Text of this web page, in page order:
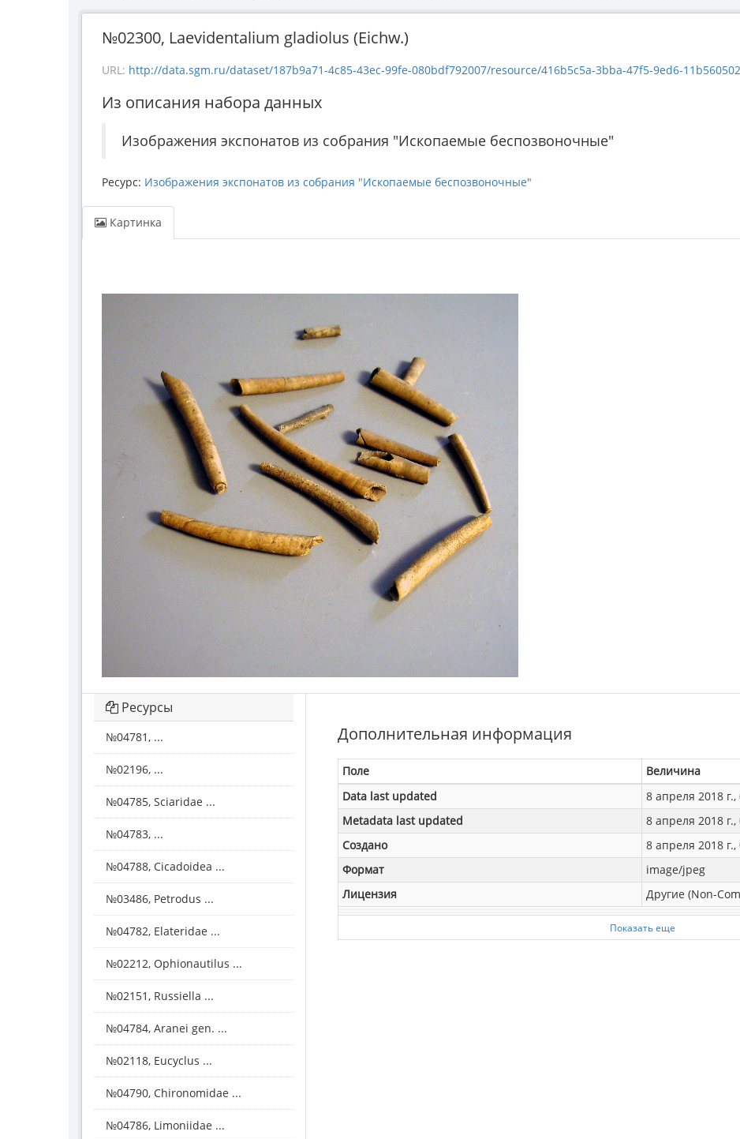
№02300, Laevidentalium gladiolus (Eichw.)
URL: http://data.sgm.ru/dataset/187b9a71-4c85-43ec-99fe-080bdf792007/resource/416b5c5a-3bba-47f5-9ed6-11b560502744/
Из описания набора данных
Изображения экспонатов из собрания "Ископаемые беспозвоночные"
Ресурс: Изображения экспонатов из собрания "Ископаемые беспозвоночные"
Картинка
Дополнительная информация
Поле
Величина
Data last updated
8 апреля 2018 г.,
Metadata last updated
8 апреля 2018 г.,
Создано
8 апреля 2018 г.,
Формат
image/jpeg
Лицензия
Другие (Non-
Показать еще
Ресурсы
№04781, ...
№02196, ...
№04785, Sciaridae ...
№04783, ...
№04788, Cicadoidea ...
№03486, Petrodus ...
№04782, Elateridae ...
№02212, Ophionautilus ...
№02151, Russiella ...
№04784, Aranei gen. ...
№02118, Eucyclus ...
№04790, Chironomidae ...
№04786, Limoniidae ...